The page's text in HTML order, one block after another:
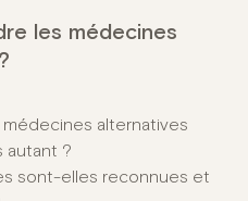
les médecines
médecines alternatives
autant ?
sont-elles reconnues et